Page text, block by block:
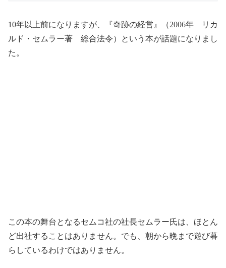
10年以上前になりますが、『奇跡の経営』（2006年 リカ
ルド・セムラー著 総合法令）という本が話題になりまし
た。
この本の舞台となるセムコ社の社長セムラー氏は、ほとん
ど出社することはありません。でも、朝から晩まで遊び暮
らしているわけではありません。